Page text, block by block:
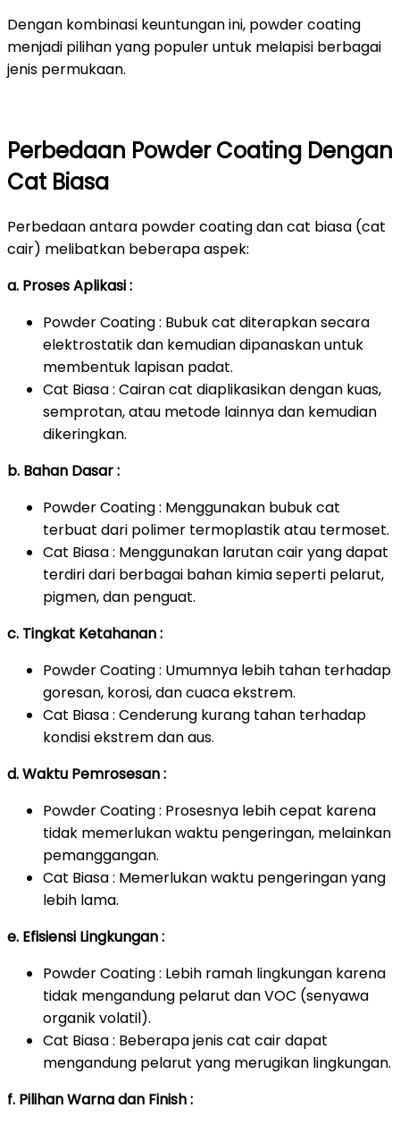
Dengan kombinasi keuntungan ini, powder coating
menjadi pilihan yang populer untuk melapisi berbagai
jenis permukaan.
Perbedaan Powder Coating Dengan
Cat Biasa
Perbedaan antara powder coating dan cat biasa (cat
cair) melibatkan beberapa aspek:
a. Proses Aplikasi :
Powder Coating : Bubuk cat diterapkan secara
elektrostatik dan kemudian dipanaskan untuk
membentuk lapisan padat.
Cat Biasa : Cairan cat diaplikasikan dengan kuas,
semprotan, atau metode lainnya dan kemudian
dikeringkan.
b. Bahan Dasar :
Powder Coating : Menggunakan bubuk cat
terbuat dari polimer termoplastik atau termoset.
Cat Biasa : Menggunakan larutan cair yang dapat
terdiri dari berbagai bahan kimia seperti pelarut,
pigmen, dan penguat.
c. Tingkat Ketahanan :
Powder Coating : Umumnya lebih tahan terhadap
goresan, korosi, dan cuaca ekstrem.
Cat Biasa : Cenderung kurang tahan terhadap
kondisi ekstrem dan aus.
d. Waktu Pemrosesan :
Powder Coating : Prosesnya lebih cepat karena
tidak memerlukan waktu pengeringan, melainkan
pemanggangan.
Cat Biasa : Memerlukan waktu pengeringan yang
lebih lama.
e. Efisiensi Lingkungan :
Powder Coating : Lebih ramah lingkungan karena
tidak mengandung pelarut dan VOC (senyawa
organik volatil).
Cat Biasa : Beberapa jenis cat cair dapat
mengandung pelarut yang merugikan lingkungan.
f. Pilihan Warna dan Finish :